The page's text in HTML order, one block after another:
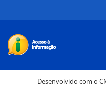
Desenvolvido com o